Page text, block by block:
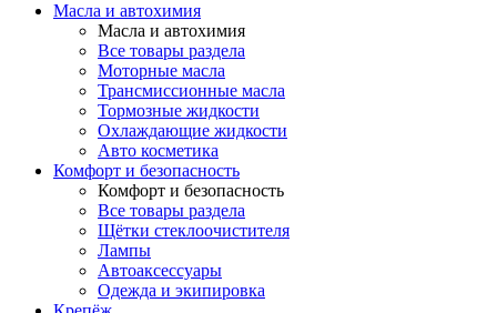
Масла и автохимия
Масла и автохимия
Все товары раздела
Моторные масла
Трансмиссионные масла
Тормозные жидкости
Охлаждающие жидкости
Авто косметика
Комфорт и безопасность
Комфорт и безопасность
Все товары раздела
Щётки стеклоочистителя
Лампы
Автоаксессуары
Одежда и экипировка